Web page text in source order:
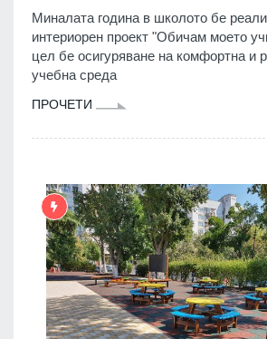
Миналата година в школото бе
интериорен проект "Обичам моето
цел бе осигуряване на комфортна и
учебна среда
ПРОЧЕТИ